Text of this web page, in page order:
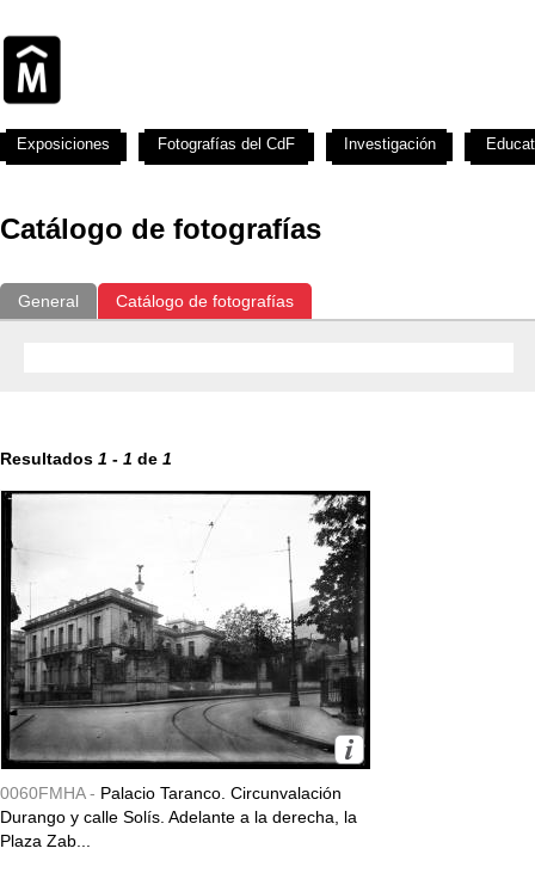
Catálogo de fotografías
General Catálogo de fotografías
Resultados 1 - 1 de 1
0060FMHA - Palacio Taranco. Circunvalación
Durango y calle Solís. Adelante a la derecha, la
Plaza Zab...
Exposiciones Fotografías del CdF Investigación